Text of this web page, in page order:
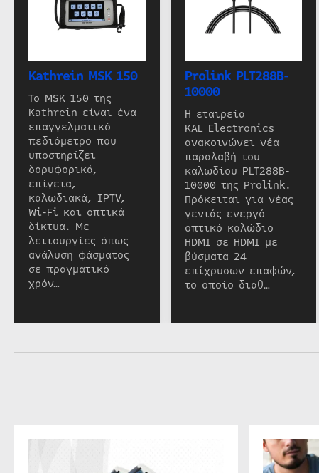
Kathrein MSK 150
Το MSK 150 της
Kathrein είναι ένα
επαγγελματικό
πεδιόμετρο που
υποστηρίζει
δορυφορικά,
επίγεια,
καλωδιακά, IPTV,
Wi-Fi και οπτικά
δίκτυα. Με
λειτουργίες όπως
ανάλυση φάσματος
σε πραγματικό
χρόν…
Prolink PLT288B-
10000
Η εταιρεία
KAL Electronics
ανακοινώνει νέα
παραλαβή του
καλωδίου PLT288B-
10000 της Prolink.
Πρόκειται για νέας
γενιάς ενεργό
οπτικό καλώδιο
HDMI σε HDMI με
βύσματα 24
επίχρυσων επαφών,
το οποίο διαθ…